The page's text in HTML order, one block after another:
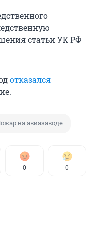
статьи УК РФ
отказался
на авиазаводе
0 0